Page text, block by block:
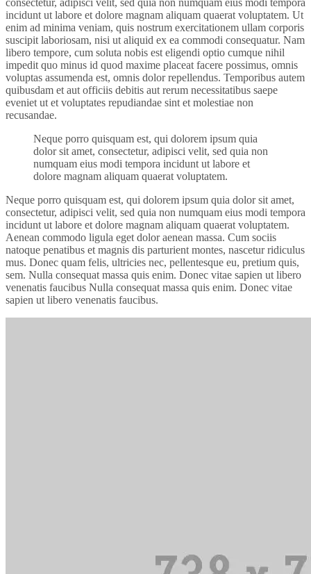
incidunt ut labore et dolore magnam aliquam quaerat voluptatem. Ut
enim ad minima veniam, quis nostrum exercitationem ullam corporis
suscipit laboriosam, nisi ut aliquid ex ea commodi consequatur. Nam
libero tempore, cum soluta nobis est eligendi optio cumque nihil
impedit quo minus id quod maxime placeat facere possimus, omnis
voluptas assumenda est, omnis dolor repellendus. Temporibus autem
quibusdam et aut officiis debitis aut rerum necessitatibus saepe
eveniet ut et voluptates repudiandae sint et molestiae non
recusandae.
Neque porro quisquam est, qui dolorem ipsum quia
dolor sit amet, consectetur, adipisci velit, sed quia non
numquam eius modi tempora incidunt ut labore et
dolore magnam aliquam quaerat voluptatem.
Neque porro quisquam est, qui dolorem ipsum quia dolor sit amet,
consectetur, adipisci velit, sed quia non numquam eius modi tempora
incidunt ut labore et dolore magnam aliquam quaerat voluptatem.
Aenean commodo ligula eget dolor aenean massa. Cum sociis
natoque penatibus et magnis dis parturient montes, nascetur ridiculus
mus. Donec quam felis, ultricies nec, pellentesque eu, pretium quis,
sem. Nulla consequat massa quis enim. Donec vitae sapien ut libero
venenatis faucibus Nulla consequat massa quis enim. Donec vitae
sapien ut libero venenatis faucibus.